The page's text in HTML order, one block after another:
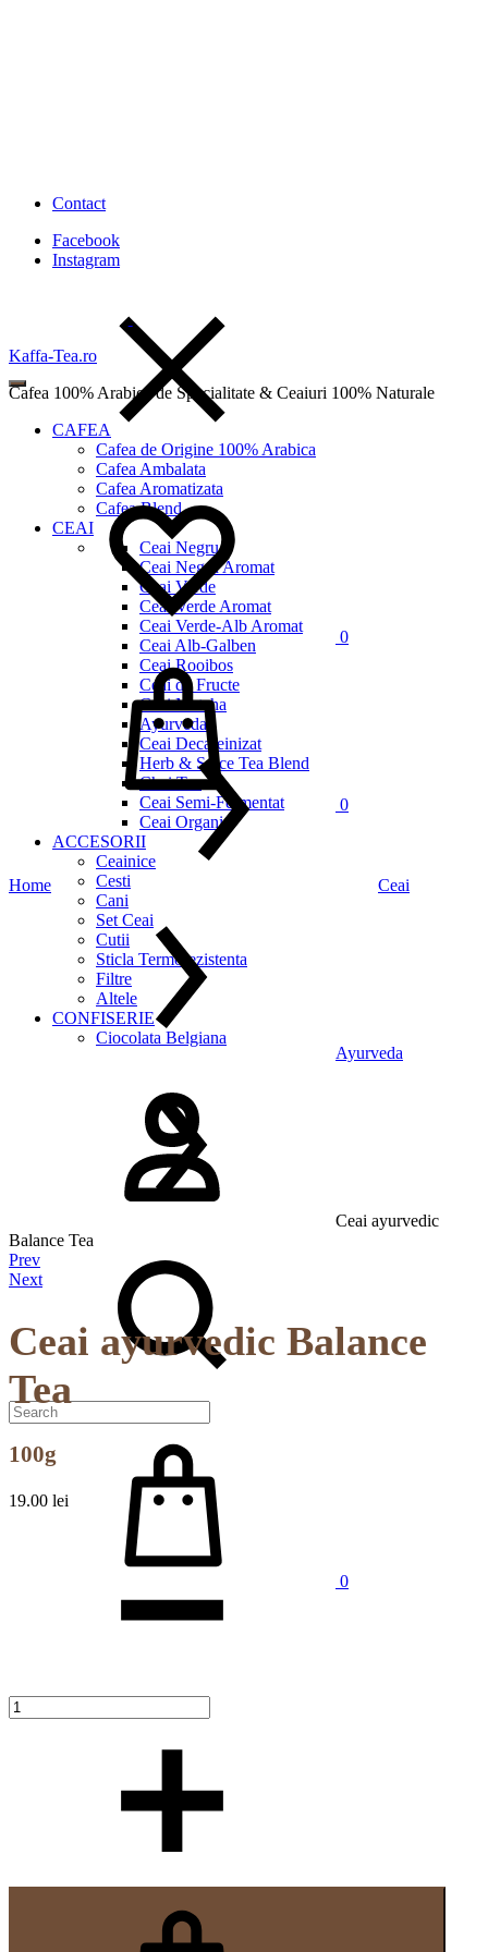
Contact
Facebook
Instagram
Kaffa-Tea.ro
Cafea 100% Arabica de Specialitate & Ceaiuri 100% Naturale
CAFEA
Cafea de Origine 100% Arabica
Cafea Ambalata
Cafea Aromatizata
Cafea Blend
CEAI
Ceai Negru
Ceai Negru Aromat
Ceai Verde
Ceai Verde Aromat
Ceai Verde-Alb Aromat
Ceai Alb-Galben
Ceai Rooibos
Ceai de Fructe
Ceai Matcha
Ayurveda
Ceai Decafeinizat
Herb & Spice Tea Blend
Chai Tea
Ceai Semi-Fermentat
Ceai Organic
ACCESORII
Ceainice
Cesti
Cani
Set Ceai
Cutii
Sticla Termorezistenta
Filtre
Altele
CONFISERIE
Ciocolata Belgiana
Search
0
0
0
Home Ceai
Ayurveda
Ceai ayurvedic
Balance Tea
Product
navigation
Prev
Next
Ceai ayurvedic Balance
Tea
100g
19.00 lei